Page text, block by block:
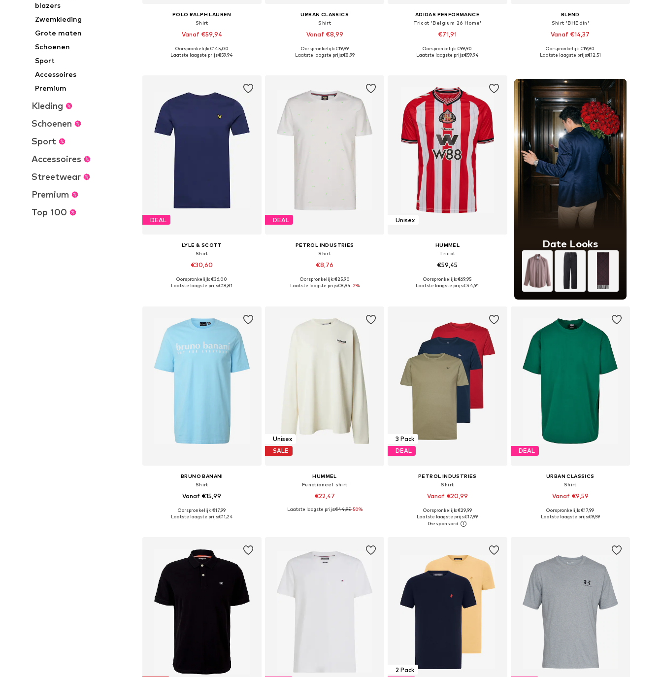
blazers
Zwemkleding
Grote maten
Schoenen
Sport
Accessoires
Premium
Kleding
Schoenen
Sport
Accessoires
Streetwear
Premium
Top 100
POLO RALPH LAUREN
Shirt
Vanaf €59,94
Beschikbare maten: XS, S, M, L, XL, XXL
Oorspronkelijk: €145,00
Laatste laagste prijs:€59,94
URBAN CLASSICS
Shirt
Vanaf €8,99
Beschikbare maten: S, M, L, XL
Oorspronkelijk: €19,99
Laatste laagste prijs:€8,99
ADIDAS PERFORMANCE
Tricot 'Belgium 26 Home'
€71,91
Beschikbare maten: S, M, L, XL
Oorspronkelijk: €99,90
Laatste laagste prijs:€59,94
BLEND
Shirt 'BHEdin'
Vanaf €14,37
+5
Beschikbare maten: S, M, L, XXL, XXXL
Oorspronkelijk: €19,90
Laatste laagste prijs:€12,51
DEAL
LYLE & SCOTT
Shirt
€30,60
+8
Beschikbare maten: XS, S, M, L, XL, XXL
Oorspronkelijk: €36,00
Laatste laagste prijs:€18,81
DEAL
PETROL INDUSTRIES
Shirt
€8,76
Beschikbare maten: M, L, XL, XXL, XXXL
Oorspronkelijk: €25,90
Laatste laagste prijs:€8,94-2%
Unisex
HUMMEL
Tricot
€59,45
Beschikbaar in vele maten
Oorspronkelijk: €69,95
Laatste laagste prijs:€44,91
Date Looks
BRUNO BANANI
Shirt
Vanaf €15,99
Beschikbare maten: S, M, L, XL, XXL
Oorspronkelijk: €17,99
Laatste laagste prijs:€11,24
Unisex
SALE
HUMMEL
Functioneel shirt
€22,47
Beschikbare maten: S, M, L, XL, XXL, XXXL
Laatste laagste prijs:€44,95-50%
3 Pack
DEAL
PETROL INDUSTRIES
Shirt
Vanaf €20,99
+4
Beschikbare maten: S, M, L, XL, XXL, XXXL
In winkelmandje
Oorspronkelijk: €29,99
Laatste laagste prijs:€17,99
DEAL
URBAN CLASSICS
Shirt
Vanaf €9,59
+34
Beschikbaar in vele maten
Oorspronkelijk: €17,99
Laatste laagste prijs:€9,59
2 Pack